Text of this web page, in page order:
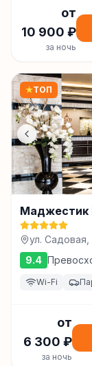
от
10 900 ₽
за ночь
★ТОП
Маджестик
ул.
9.4
Wi-Fi
от
6 300 ₽
за ночь